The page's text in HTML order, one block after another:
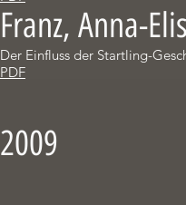
Franz, Anna-
Der Einfluss der Startling-
PDF
2009